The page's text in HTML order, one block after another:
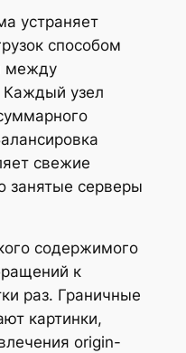
устраняет
способом
между
узел
свежие
занятые серверы
содержимого
к
раз. Граничные
картинки,
origin-